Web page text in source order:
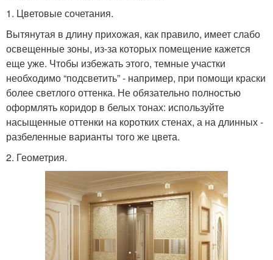
1. Цветовые сочетания.
Вытянутая в длину прихожая, как правило, имеет слабо
освещенные зоны, из-за которых помещение кажется
еще уже. Чтобы избежать этого, темные участки
необходимо “подсветить” - например, при помощи краски
более светлого оттенка. Не обязательно полностью
оформлять коридор в белых тонах: используйте
насыщенные оттенки на коротких стенах, а на длинных -
разбеленные варианты того же цвета.
2. Геометрия.